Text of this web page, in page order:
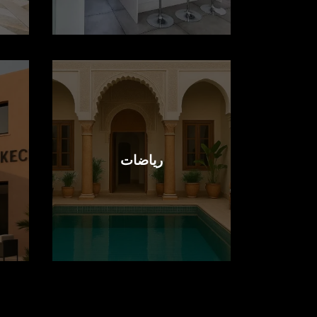
رياضات